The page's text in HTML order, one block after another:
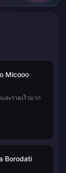
Micooo
ละรวดเร็วมาก
Borodati